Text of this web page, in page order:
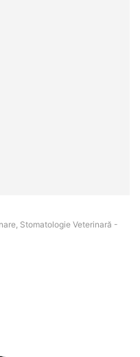
Stomatologie Veterinară -